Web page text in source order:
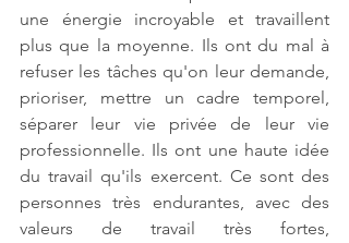
une énergie incroyable et travaillent
plus que la moyenne. Ils ont du mal à
refuser les tâches qu'on leur demande,
prioriser, mettre un cadre temporel,
séparer leur vie privée de leur vie
professionnelle. Ils ont une haute idée
du travail qu'ils exercent. Ce sont des
personnes très endurantes, avec des
valeurs de travail très fortes,